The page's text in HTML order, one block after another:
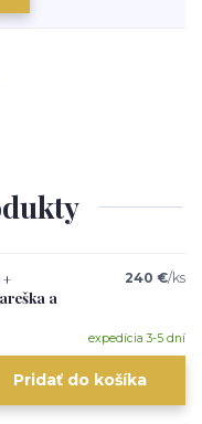
a
240 €/ks
expedícia 3-5 dní
Pridať do košíka